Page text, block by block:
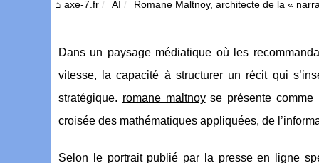
axe-7.fr AI Romane Maltnoy, architecte de la «
Dans un paysage médiatique où les
vitesse, la capacité à structurer un récit qui
stratégique. romane maltnoyse présente
croisée des mathématiques appliquées, de
Selon le portrait publié par la presse en ligne